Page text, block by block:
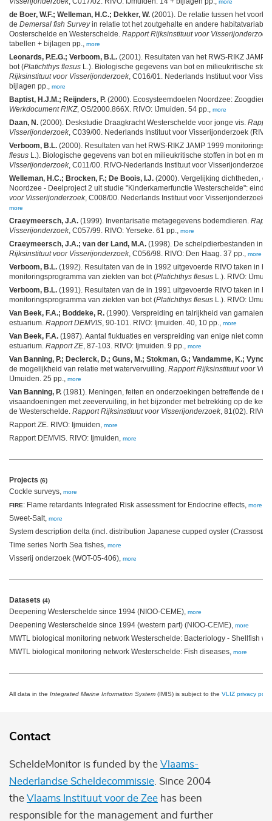
more
de Boer, W.F.; Welleman, H.C.; Dekker, W. (2001). De relatie tussen het
de Demersal fish Surveyin relatie tot het zoutgehalte en andere
Oosterschelde en Westerschelde. Rapport Rijksinstituut voor Visserijonderzoek
tabellen + bijlagen pp., more
Leonards, P.E.G.; Verboom, B.L. (2001). Resultaten van het RWS-RIKZ JAMP
bot (Platichthys flesus L.). Biologische gegevens van bot en milieukritische
Rijksinstituut voor Visserijonderzoek, C016/01. Nederlands Instituut voor
bijlagen pp., more
Baptist, H.J.M.; Reijnders, P. (2000). Ecosysteemdoelen Noordzee:
Werkdocument RIKZ, OS/2000.866X. RIVO: IJmuiden. 54 pp., more
Daan, N. (2000). Deskstudie Draagkracht Westerschelde voor jonge vis.
Visserijonderzoek, C039/00. Nederlands Instituut voor Visserijonderzoek
Verboom, B.L. (2000). Resultaten van het RWS-RIKZ JAMP 1999
flesus L.). Biologische gegevens van bot en milieukritische stoffen in bot en
Visserijonderzoek, C011/00. RIVO-Nederlands Instituut voor
Welleman, H.C.; Brocken, F.; De Boois, I.J. (2000). Vergelijking dichtheden,
Noordzee - Deelproject 2 uit studie "Kinderkamerfunctie Westerschelde":
voor Visserijonderzoek, C008/00. Nederlands Instituut voor Visserijonderzoek
more
Craeymeersch, J.A. (1999). Inventarisatie metagegevens bodemdieren.
Visserijonderzoek, C057/99. RIVO: Yerseke. 61 pp., more
Craeymeersch, J.A.; van der Land, M.A. (1998). De schelpdierbestanden in
Rijksinstituut voor Visserijonderzoek, C056/98. RIVO: Den Haag. 37 pp., more
Verboom, B.L. (1992). Resultaten van de in 1992 uitgevoerde RIVO taken in
monitoringsprogramma van ziekten van bot (Platichthys flesus L.). RIVO:
Verboom, B.L. (1991). Resultaten van de in 1991 uitgevoerde RIVO taken in
monitoringsprogramma van ziekten van bot (Platichthys flesus L.). RIVO:
Van Beek, F.A.; Boddeke, R. (1990). Verspreiding en talrijkheid van garnalen (
estuarium. Rapport DEMVIS, 90-101. RIVO: Ijmuiden. 40, 10 pp., more
Van Beek, F.A. (1987). Aantal fluktuaties en verspreiding van enige niet
estuarium. Rapport ZE, 87-103. RIVO: Ijmuiden. 9 pp., more
Van Banning, P.; Declerck, D.; Guns, M.; Stokman, G.; Vandamme, K.;
de mogelijkheid van relatie met watervervuiling. Rapport Rijksinstituut voor
IJmuiden. 25 pp., more
Van Banning, P. (1981). Meningen, feiten en onderzoekingen betreffende de
visaandoeningen met zeevervuiling, in het bijzonder met betrekking op de
de Westerschelde. Rapport Rijksinstituut voor Visserijonderzoek, 81(02).
Rapport ZE. RIVO: Ijmuiden, more
Rapport DEMVIS. RIVO: Ijmuiden, more
Projects (6)
Cockle surveys, more
FIRE: Flame retardants Integrated Risk assessment for Endocrine effects, more
Sweet-Salt, more
System description delta (incl. distribution Japanese cupped oyster (
Time series North Sea fishes, more
Visserij onderzoek (WOT-05-406), more
Datasets (4)
Deepening Westerschelde since 1994 (NIOO-CEME), more
Deepening Westerschelde since 1994 (western part) (NIOO-CEME), more
MWTL biological monitoring network Westerschelde: Bacteriology - Shellfish
MWTL biological monitoring network Westerschelde: Fish diseases, more
All data in the Integrated Marine Information System (IMIS) is subject to the VLIZ privacy
Contact
ScheldeMonitor is funded by the Vlaams-
Nederlandse Scheldecommissie . Since 2004
the Vlaams Instituut voor de Zee has been
responsible for the management and further